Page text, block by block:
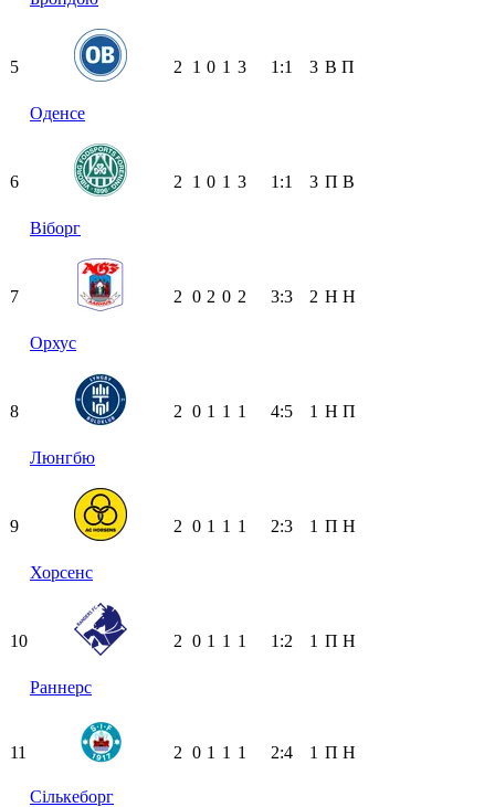
5
Оденсе
2 1 0 1 3 1:1 3 В П
6
Віборг
2 1 0 1 3 1:1 3 П В
7
Орхус
2 0 2 0 2 3:3 2 Н Н
8
Люнгбю
2 0 1 1 1 4:5 1 Н П
9
Хорсенс
2 0 1 1 1 2:3 1 П Н
10
Раннерс
2 0 1 1 1 1:2 1 П Н
11
Сількеборг
2 0 1 1 1 2:4 1 П Н